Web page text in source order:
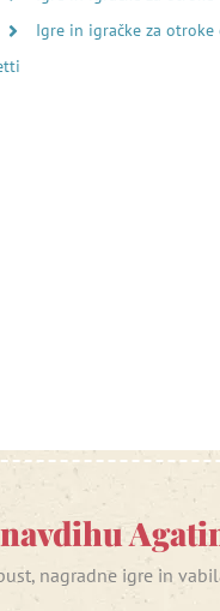
Igre in igračke za
nagradne igre in